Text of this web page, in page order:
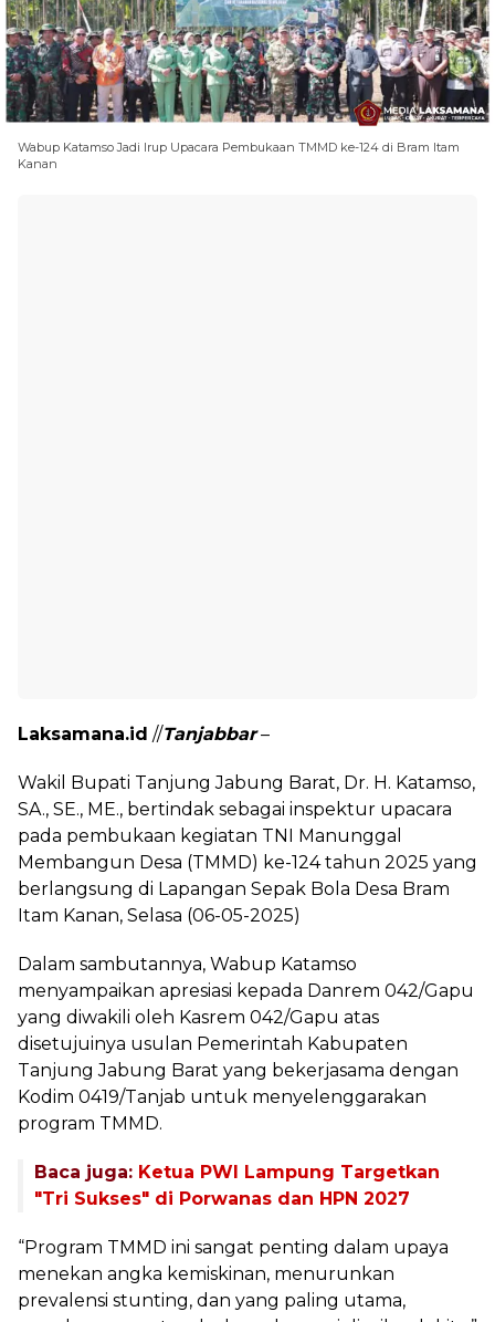
Wabup Katamso Jadi Irup Upacara Pembukaan TMMD ke-124 di Bram Itam
Kanan
Laksamana.id //Tanjabbar–
Wakil Bupati Tanjung Jabung Barat, Dr. H. Katamso,
SA., SE., ME., bertindak sebagai inspektur upacara
pada pembukaan kegiatan TNI Manunggal
Membangun Desa (TMMD) ke-124 tahun 2025 yang
berlangsung di Lapangan Sepak Bola Desa Bram
Itam Kanan, Selasa (06-05-2025)
Dalam sambutannya, Wabup Katamso
menyampaikan apresiasi kepada Danrem 042/Gapu
yang diwakili oleh Kasrem 042/Gapu atas
disetujuinya usulan Pemerintah Kabupaten
Tanjung Jabung Barat yang bekerjasama dengan
Kodim 0419/Tanjab untuk menyelenggarakan
program TMMD.
Baca juga: Ketua PWI Lampung Targetkan
"Tri Sukses" di Porwanas dan HPN 2027
“Program TMMD ini sangat penting dalam upaya
menekan angka kemiskinan, menurunkan
prevalensi stunting, dan yang paling utama,